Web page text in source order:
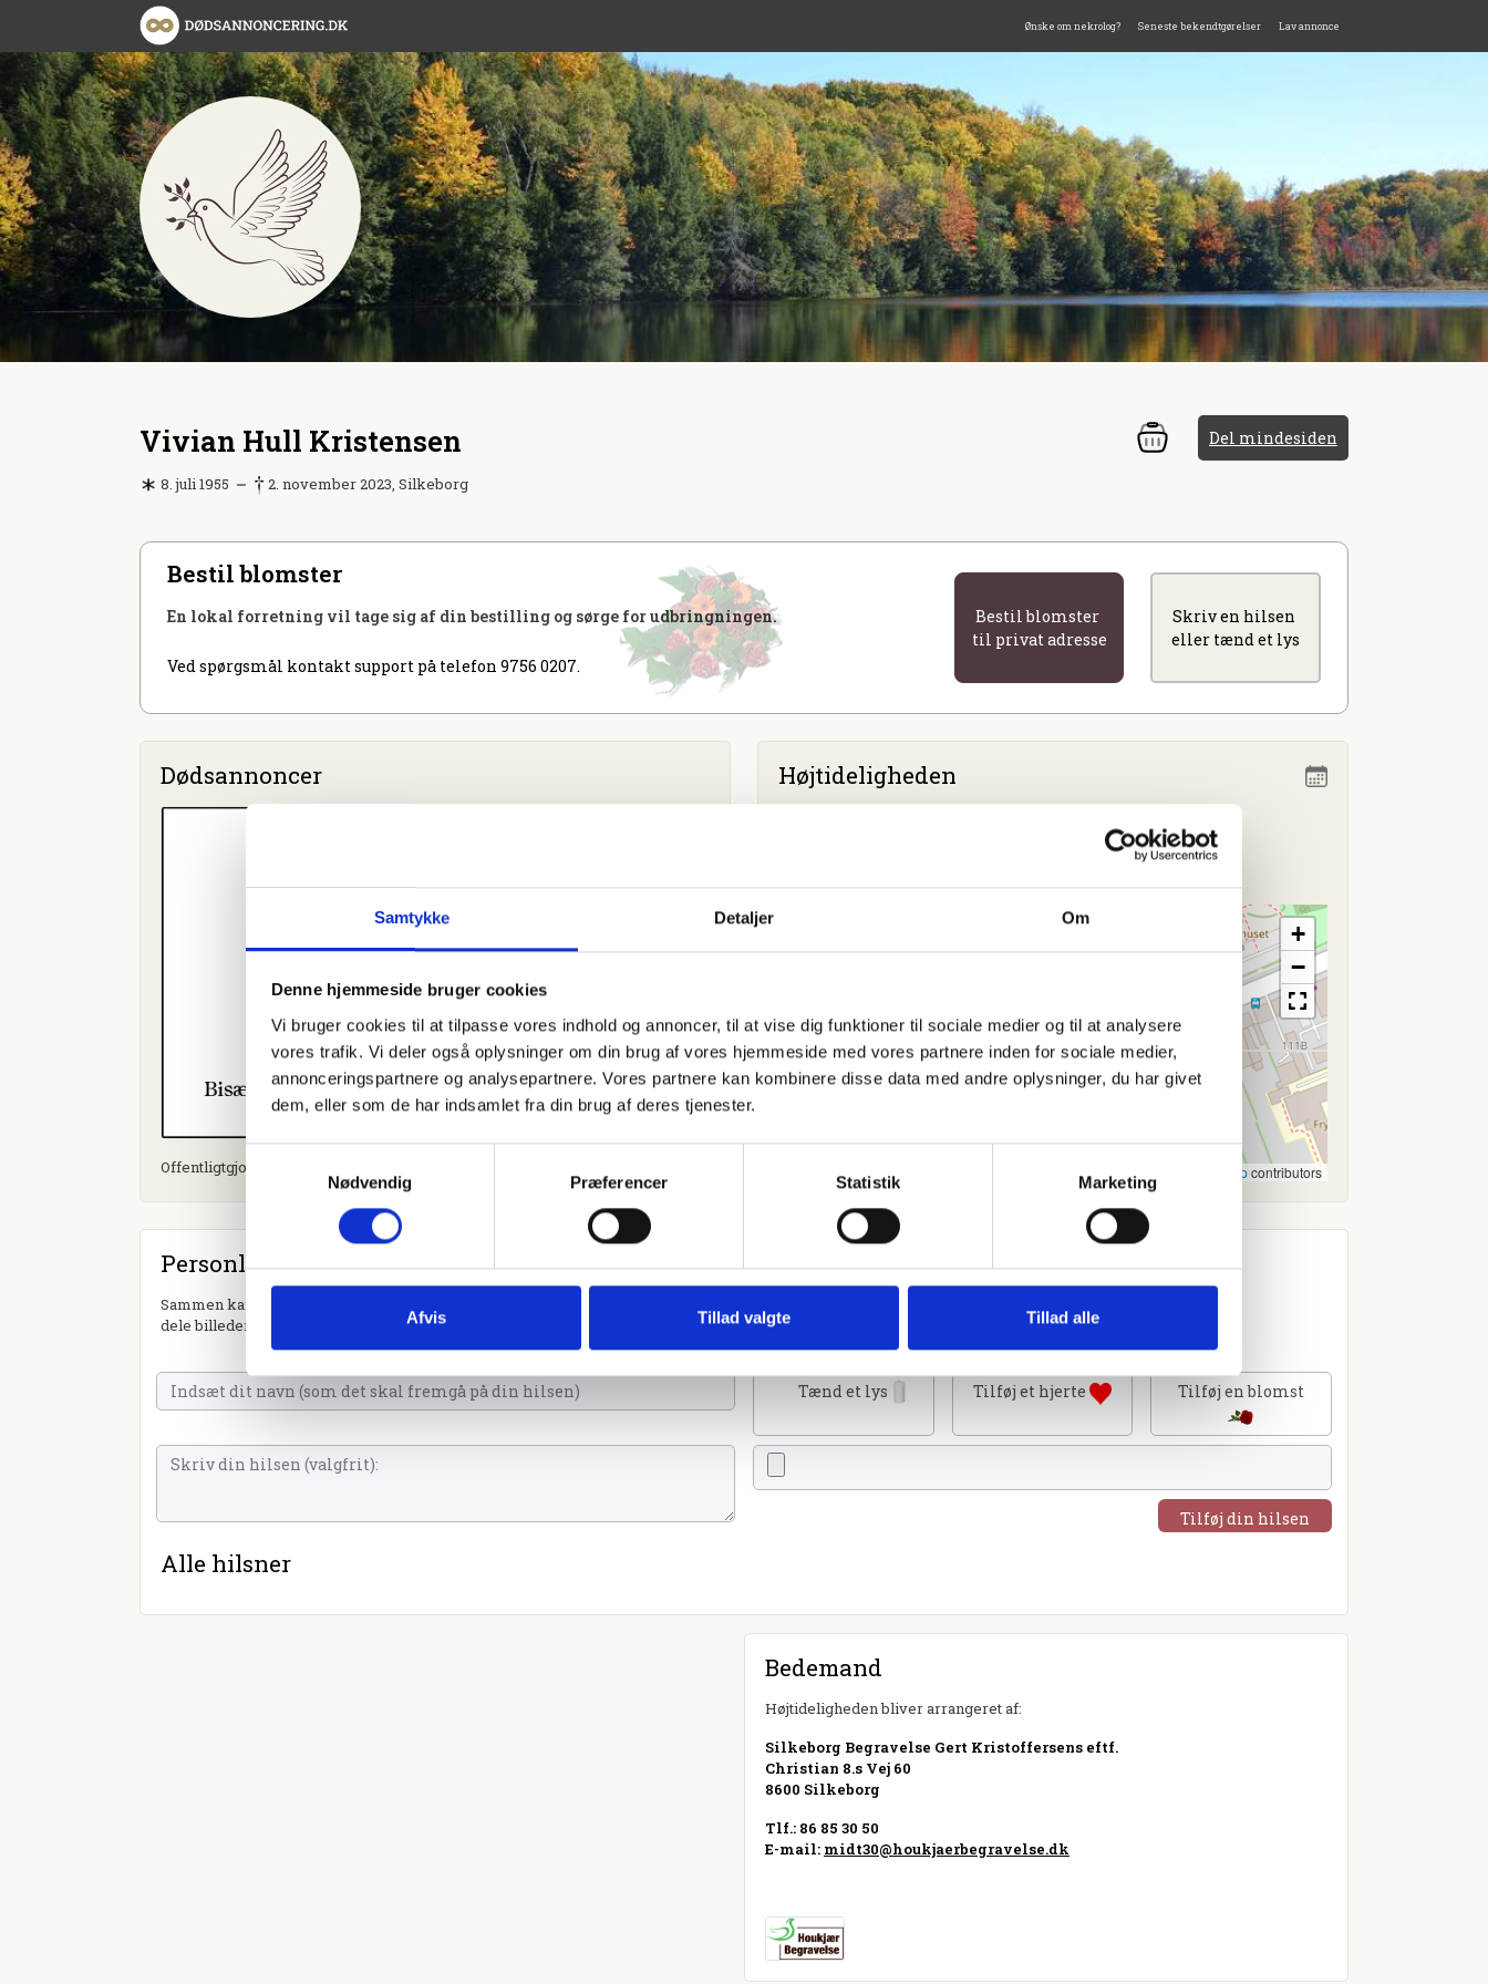
Samtykke Detaljer Om
Denne hjemmeside bruger cookies
Vi bruger cookies til at tilpasse vores indhold og annoncer, til at vise dig funktioner til sociale medier og til at analysere
vores trafik. Vi deler også oplysninger om din brug af vores hjemmeside med vores partnere inden for sociale medier,
annonceringspartnere og analysepartnere. Vores partnere kan kombinere disse data med andre oplysninger, du har givet
dem, eller som de har indsamlet fra din brug af deres tjenester.
Nødvendig
Præferencer Statistik Marketing
Afvis Tillad valgte Tillad alle
Ønske om nekrolog? Seneste bekendtgørelser Lav annonce
Vivian Hull Kristensen Del mindesiden
8. juli 1955 2. november 2023, Silkeborg
Bestil blomster
En lokal forretning vil tage sig af din bestilling og sørge for udbringningen.
Ved spørgsmål kontakt support på telefon 9756 0207.
Bestil blomster
til privat adresse
Skriv en hilsen
eller tænd et lys
Dødsannoncer
Offentligtgjort i Midtjyllands Avis d. 4. november 2023
Højtideligheden
+
−
Leaflet | OpenStreetMapcontributors
Personlig hilsen
Sammen kan vi mindes Vivian Hull Kristensen. Du kan tænde et lys, skrive et mindeord,
dele billeder og video eller blot sende et hjerte eller en rose
Tænd et lys Tilføj et hjerte Tilføj en blomst
Tilføj din hilsen
Alle hilsner
Bedemand
Højtideligheden bliver arrangeret af:
Silkeborg Begravelse Gert Kristoffersens eftf.
Christian 8.s Vej 60
8600 Silkeborg
Tlf.: 86 85 30 50
E-mail: midt30@houkjaerbegravelse.dk